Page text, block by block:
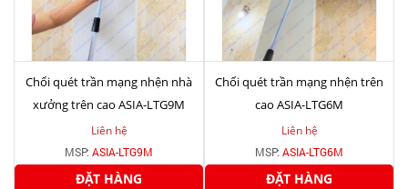
Chổi quét trần mạng nhện nhà
xưởng trên cao ASIA-LTG9M
Liên hệ
MSP: ASIA-LTG9M
ĐẶT HÀNG
Chổi quét trần mạng nhện trên
cao ASIA-LTG6M
Liên hệ
MSP: ASIA-LTG6M
ĐẶT HÀNG